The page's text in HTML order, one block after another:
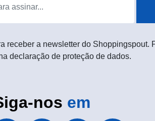
receber a newsletter do Shoppingspout.
declaração de proteção de dados.
nos em